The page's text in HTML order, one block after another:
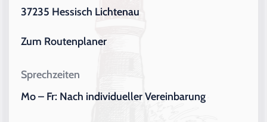
37235 Hessisch Lichtenau
Zum Routenplaner
Sprechzeiten
Mo – Fr: Nach individueller Vereinbarung